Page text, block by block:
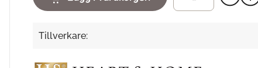
Tillverkare: